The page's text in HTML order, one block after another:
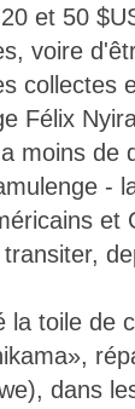
et 50
voire
collectes
Félix
moins de
-
et
la toile de
dans